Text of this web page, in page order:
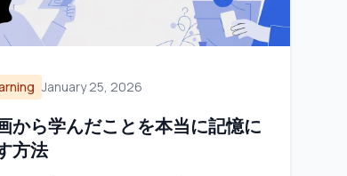
January 25, 2026
から学んだことを本当に記憶に
方法